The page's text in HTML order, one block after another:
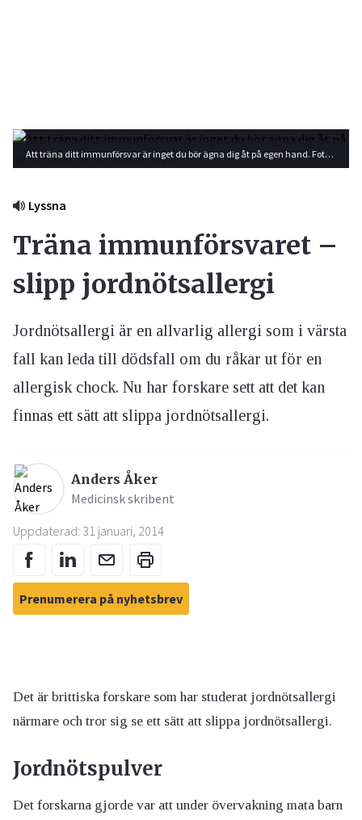
Att träna ditt immunförsvar är inget du bör ägna dig åt på egen hand. Foto: Shutterstock
Lyssna
Träna immunförsvaret –
slipp jordnötsallergi
Jordnötsallergi är en allvarlig allergi som i värsta
fall kan leda till dödsfall om du råkar ut för en
allergisk chock. Nu har forskare sett att det kan
finnas ett sätt att slippa jordnötsallergi.
Anders Åker
Medicinsk skribent
Uppdaterad: 31 januari, 2014
Prenumerera på nyhetsbrev
Det är brittiska forskare som har studerat jordnötsallergi
närmare och tror sig se ett sätt att slippa jordnötsallergi.
Jordnötspulver
Det forskarna gjorde var att under övervakning mata barn